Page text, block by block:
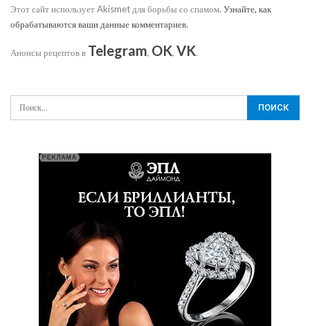
Этот сайт использует Akismet для борьбы со спамом. Узнайте, как
обрабатываются ваши данные комментариев.
Анонсы рецептов в Telegram, OK, VK.